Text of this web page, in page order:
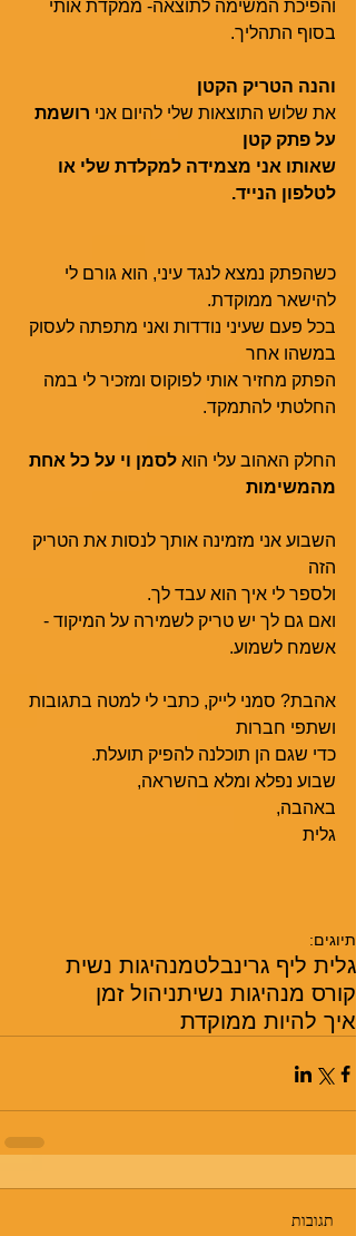
והפיכת המשימה לתוצאה- ממקדת אותי
בסוף התהליך.
והנה הטריק הקטן
את שלוש התוצאות שלי להיום אני רושמת
על פתק קטן
שאותו אני מצמידה למקלדת שלי או
לטלפון הנייד.
כשהפתק נמצא לנגד עיני, הוא גורם לי
להישאר ממוקדת.
בכל פעם שעיני נודדות ואני מתפתה לעסוק
במשהו אחר
הפתק מחזיר אותי לפוקוס ומזכיר לי במה
החלטתי להתמקד.
החלק האהוב עלי הוא לסמן וי על כל אחת
מהמשימות
השבוע אני מזמינה אותך לנסות את הטריק
הזה
ולספר לי איך הוא עבד לך.
ואם גם לך יש טריק לשמירה על המיקוד -
אשמח לשמוע.
אהבת? סמני לייק, כתבי לי למטה בתגובות
ושתפי חברות
כדי שגם הן תוכלנה להפיק תועלת.
שבוע נפלא ומלא בהשראה,
באהבה,
גלית
תיוגים:
גלית ליף גרינבלטמנהיגות נשית
קורס מנהיגות נשיתניהול זמן
איך להיות ממוקדת
תגובות